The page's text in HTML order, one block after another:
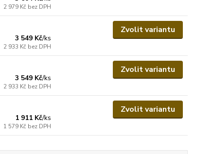
2 979 Kč bez DPH
3 549 Kč/ks
2 933 Kč bez DPH
Zvolit variantu
3 549 Kč/ks
2 933 Kč bez DPH
Zvolit variantu
1 911 Kč/ks
1 579 Kč bez DPH
Zvolit variantu